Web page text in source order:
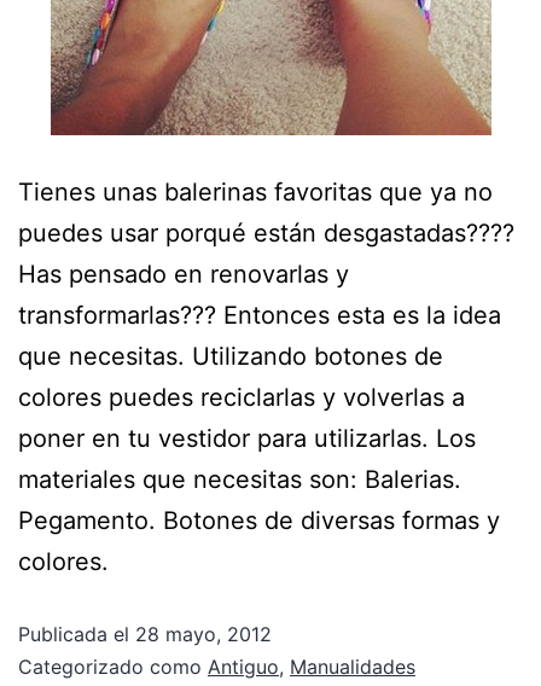
Tienes unas balerinas favoritas que ya no
puedes usar porqué están desgastadas????
Has pensado en renovarlas y
transformarlas??? Entonces esta es la idea
que necesitas. Utilizando botones de
colores puedes reciclarlas y volverlas a
poner en tu vestidor para utilizarlas. Los
materiales que necesitas son: Balerias.
Pegamento. Botones de diversas formas y
colores.
Publicada el 28 mayo, 2012
Categorizado como Antiguo, Manualidades